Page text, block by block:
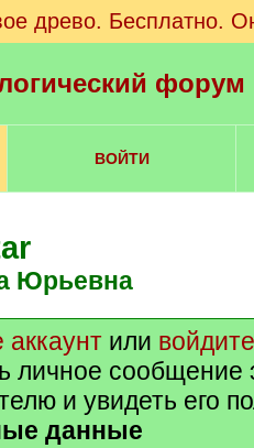
древо. Бесплатно.
ВОЙТИ
Юрьевна
аккаунт или войдите
личное сообщение
и увидеть его
данные